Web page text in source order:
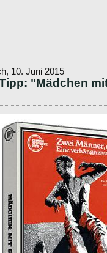
10. Juni 2015
"Mädchen